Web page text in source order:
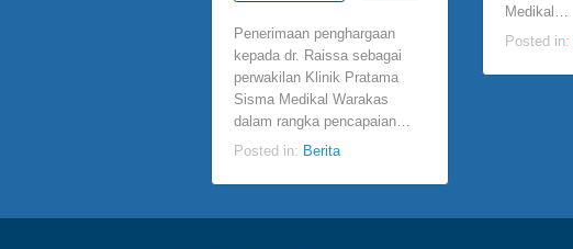
Penerimaan penghargaan
kepada dr. Raissa sebagai
perwakilan Klinik Pratama
Sisma Medikal Warakas
dalam rangka pencapaian…
Posted in: Berita
Medikal…
Posted in: